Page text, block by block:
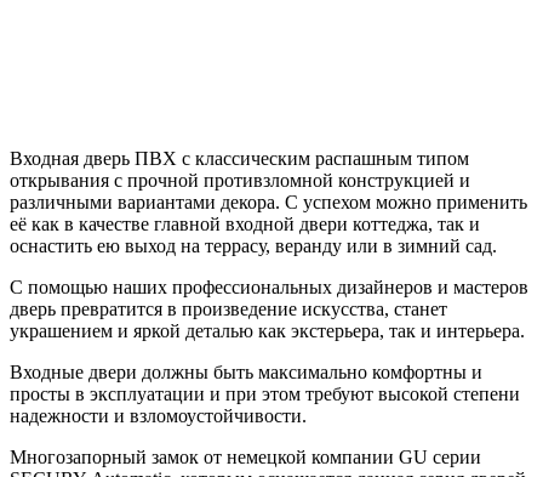
Входная дверь ПВХ с классическим распашным типом
открывания с прочной противзломной конструкцией и
различными вариантами декора. С успехом можно применить
её как в качестве главной входной двери коттеджа, так и
оснастить ею выход на террасу, веранду или в зимний сад.
С помощью наших профессиональных дизайнеров и мастеров
дверь превратится в произведение искусства, станет
украшением и яркой деталью как экстерьера, так и интерьера.
Входные двери должны быть максимально комфортны и
просты в эксплуатации и при этом требуют высокой степени
надежности и взломоустойчивости.
Многозапорный замок от немецкой компании GU серии